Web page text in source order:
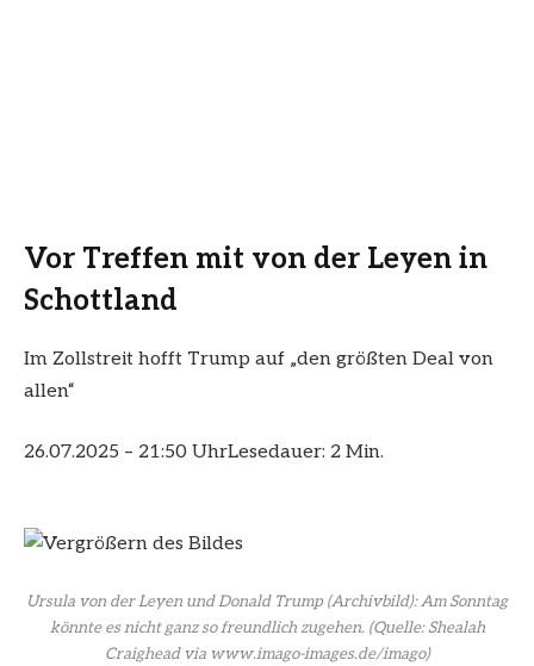
Vor Treffen mit von der Leyen in
Schottland
Im Zollstreit hofft Trump auf „den größten Deal von
allen“
26.07.2025 – 21:50 UhrLesedauer: 2 Min.
Ursula von der Leyen und Donald Trump (Archivbild): Am Sonntag
könnte es nicht ganz so freundlich zugehen.(Quelle: Shealah
Craighead via www.imago-images.de/imago)